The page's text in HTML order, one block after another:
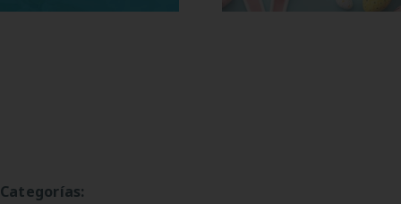
Categorías: